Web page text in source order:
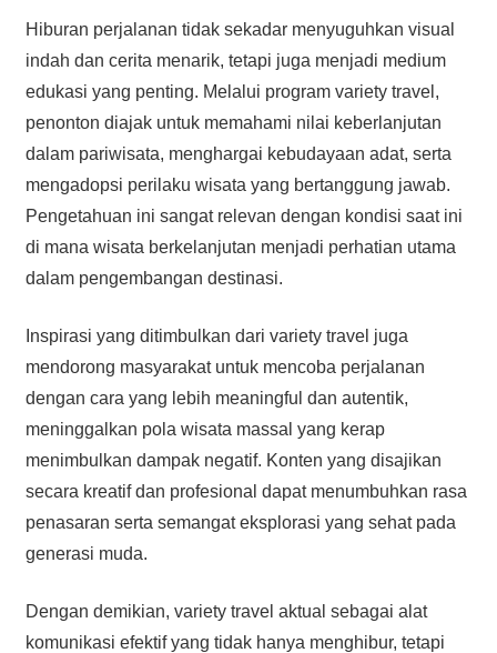
Hiburan perjalanan tidak sekadar menyuguhkan visual
indah dan cerita menarik, tetapi juga menjadi medium
edukasi yang penting. Melalui program variety travel,
penonton diajak untuk memahami nilai keberlanjutan
dalam pariwisata, menghargai kebudayaan adat, serta
mengadopsi perilaku wisata yang bertanggung jawab.
Pengetahuan ini sangat relevan dengan kondisi saat ini
di mana wisata berkelanjutan menjadi perhatian utama
dalam pengembangan destinasi.
Inspirasi yang ditimbulkan dari variety travel juga
mendorong masyarakat untuk mencoba perjalanan
dengan cara yang lebih meaningful dan autentik,
meninggalkan pola wisata massal yang kerap
menimbulkan dampak negatif. Konten yang disajikan
secara kreatif dan profesional dapat menumbuhkan rasa
penasaran serta semangat eksplorasi yang sehat pada
generasi muda.
Dengan demikian, variety travel aktual sebagai alat
komunikasi efektif yang tidak hanya menghibur, tetapi